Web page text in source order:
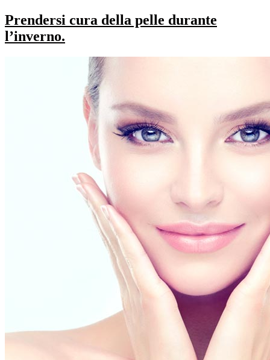
Prendersi cura della pelle durante
l’inverno.